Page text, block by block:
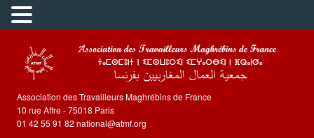
Association des Travailleurs Maghrébins de France
10 rue Affre - 75018 Paris
01 42 55 91 82 national@atmf.org